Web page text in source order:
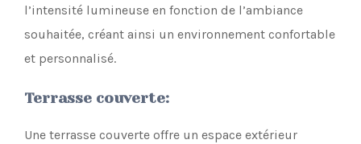
l’intensité lumineuse en fonction de l’ambiance
souhaitée, créant ainsi un environnement confortable
et personnalisé.
Terrasse couverte:
Une terrasse couverte offre un espace extérieur